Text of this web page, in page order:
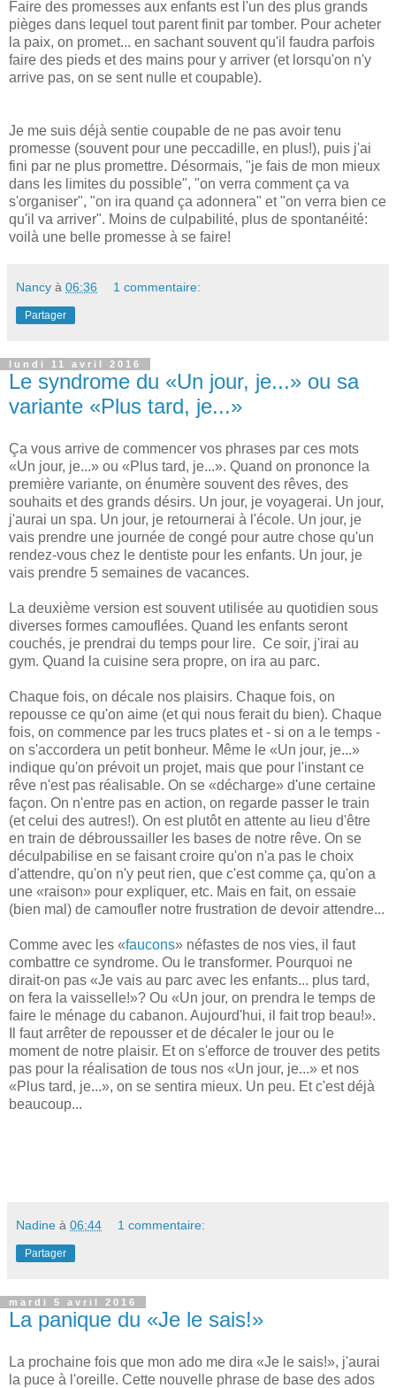
Faire des promesses aux enfants est l'un des plus grands
pièges dans lequel tout parent finit par tomber. Pour acheter
la paix, on promet... en sachant souvent qu'il faudra parfois
faire des pieds et des mains pour y arriver (et lorsqu'on n'y
arrive pas, on se sent nulle et coupable).
Je me suis déjà sentie coupable de ne pas avoir tenu
promesse (souvent pour une peccadille, en plus!), puis j'ai
fini par ne plus promettre. Désormais, "je fais de mon mieux
dans les limites du possible", "on verra comment ça va
s'organiser", "on ira quand ça adonnera" et "on verra bien ce
qu'il va arriver". Moins de culpabilité, plus de spontanéité:
voilà une belle promesse à se faire!
Nancy à 06:36 1 commentaire:
Partager
lundi 11 avril 2016
Le syndrome du «Un jour, je...» ou sa
variante «Plus tard, je...»
Ça vous arrive de commencer vos phrases par ces mots
«Un jour, je...» ou «Plus tard, je...». Quand on prononce la
première variante, on énumère souvent des rêves, des
souhaits et des grands désirs. Un jour, je voyagerai. Un jour,
j'aurai un spa. Un jour, je retournerai à l'école. Un jour, je
vais prendre une journée de congé pour autre chose qu'un
rendez-vous chez le dentiste pour les enfants. Un jour, je
vais prendre 5 semaines de vacances.
La deuxième version est souvent utilisée au quotidien sous
diverses formes camouflées. Quand les enfants seront
couchés, je prendrai du temps pour lire. Ce soir, j'irai au
gym. Quand la cuisine sera propre, on ira au parc.
Chaque fois, on décale nos plaisirs. Chaque fois, on
repousse ce qu'on aime (et qui nous ferait du bien). Chaque
fois, on commence par les trucs plates et - si on a le temps -
on s'accordera un petit bonheur. Même le «Un jour, je...»
indique qu'on prévoit un projet, mais que pour l'instant ce
rêve n'est pas réalisable. On se «décharge» d'une certaine
façon. On n'entre pas en action, on regarde passer le train
(et celui des autres!). On est plutôt en attente au lieu d'être
en train de débroussailler les bases de notre rêve. On se
déculpabilise en se faisant croire qu'on n'a pas le choix
d'attendre, qu'on n'y peut rien, que c'est comme ça, qu'on a
une «raison» pour expliquer, etc. Mais en fait, on essaie
(bien mal) de camoufler notre frustration de devoir attendre...
Comme avec les «faucons» néfastes de nos vies, il faut
combattre ce syndrome. Ou le transformer. Pourquoi ne
dirait-on pas «Je vais au parc avec les enfants... plus tard,
on fera la vaisselle!»? Ou «Un jour, on prendra le temps de
faire le ménage du cabanon. Aujourd'hui, il fait trop beau!».
Il faut arrêter de repousser et de décaler le jour ou le
moment de notre plaisir. Et on s'efforce de trouver des petits
pas pour la réalisation de tous nos «Un jour, je...» et nos
«Plus tard, je...», on se sentira mieux. Un peu. Et c'est déjà
beaucoup...
Nadine à 06:44 1 commentaire:
Partager
mardi 5 avril 2016
La panique du «Je le sais!»
La prochaine fois que mon ado me dira «Je le sais!», j'aurai
la puce à l'oreille. Cette nouvelle phrase de base des ados